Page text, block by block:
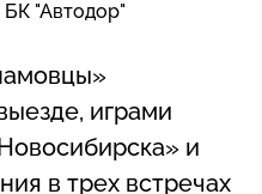
"Автодор"
играми
и
в трех встречах